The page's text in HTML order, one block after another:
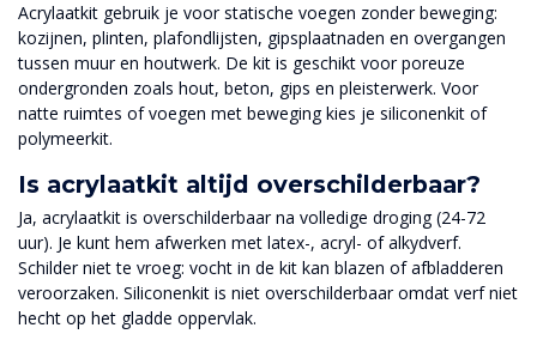
Acrylaatkit gebruik je voor statische voegen zonder beweging:
kozijnen, plinten, plafondlijsten, gipsplaatnaden en overgangen
tussen muur en houtwerk. De kit is geschikt voor poreuze
ondergronden zoals hout, beton, gips en pleisterwerk. Voor
natte ruimtes of voegen met beweging kies je siliconenkit of
polymeerkit.
Is acrylaatkit altijd overschilderbaar?
Ja, acrylaatkit is overschilderbaar na volledige droging (24-72
uur). Je kunt hem afwerken met latex-, acryl- of alkydverf.
Schilder niet te vroeg: vocht in de kit kan blazen of afbladderen
veroorzaken. Siliconenkit is niet overschilderbaar omdat verf niet
hecht op het gladde oppervlak.